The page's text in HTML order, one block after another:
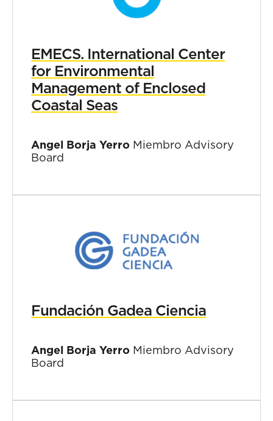
EMECS. International Center
for Environmental
Management of Enclosed
Coastal Seas
Angel Borja Yerro Miembro Advisory
Board
Fundación Gadea Ciencia
Angel Borja Yerro Miembro Advisory
Board